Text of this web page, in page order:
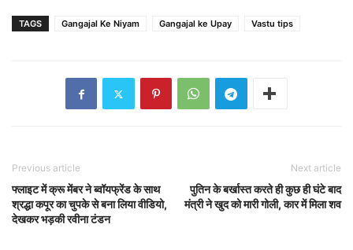
TAGS Gangajal Ke Niyam Gangajal ke Upay Vastu tips
Previous article
फ्लाइट में क्रू मेंबर ने ब्वॉयफ्रेंड के साथ
श्रद्धा कपूर का चुपके से बना लिया वीडियो,
देखकर भड़की रवीना टंडन
Next article
पुतिन के बर्खास्त करते ही कुछ ही घंटे बाद
मंत्री ने खुद को मारी गोली, कार में मिला शव